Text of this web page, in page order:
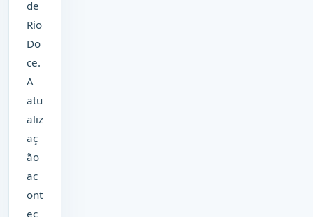
de
Rio
Do
ce.
A
atu
aliz
aç
ão
ac
ont
ec